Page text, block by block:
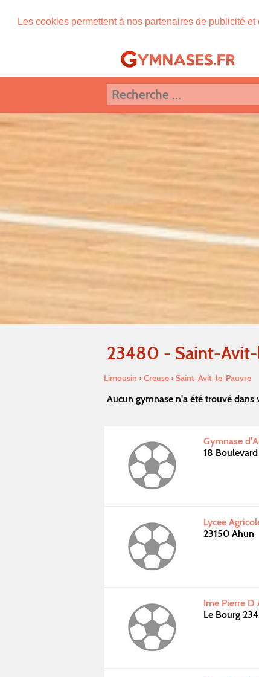
Les cookies permettent à nos partenaires de publicité
23480 - Saint-
Limousin ›Creuse›Saint-Avit-le-Pauvre
Aucun gymnase n'a été trouvé
Gymnase
18
Lycee
23150 Ahun
Ime Pierre
Le Bourg